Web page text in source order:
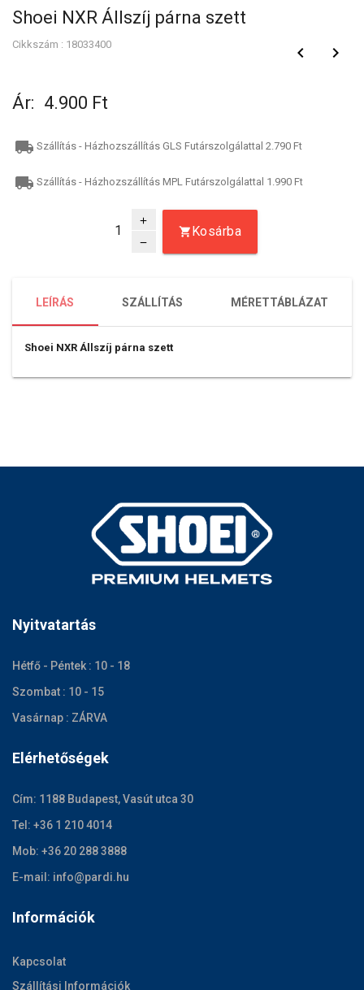
Shoei NXR Állszíj párna szett
Cikkszám : 18033400 keyboard_arrow_left keyboard_arrow_right
Ár: 4.900 Ft
local_shipping Szállítás - Házhozszállítás GLS Futárszolgálattal 2.790 Ft
local_shipping Szállítás - Házhozszállítás MPL Futárszolgálattal 1.990 Ft
add
remove
Kosárba
LEÍRÁS SZÁLLÍTÁS MÉRETTÁBLÁZAT
Shoei NXR Állszíj párna szett
Nyitvatartás
Hétfő - Péntek : 10 - 18
Szombat : 10 - 15
Vasárnap : ZÁRVA
Elérhetőségek
Cím: 1188 Budapest, Vasút utca 30
Tel: +36 1 210 4014
Mob: +36 20 288 3888
E-mail: info@pardi.hu
Információk
Kapcsolat
Szállítási Információk